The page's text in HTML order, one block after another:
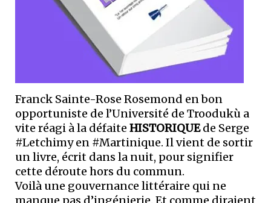
Franck Sainte-Rose Rosemond en bon
opportuniste de l’Université de Troodukù a
vite réagi à la défaite HISTORIQUEde Serge
#Letchimy en #Martinique. Il vient de sortir
un livre, écrit dans la nuit, pour signifier
cette déroute hors du commun.
Voilà une gouvernance littéraire qui ne